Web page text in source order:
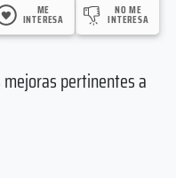
ME
INTERESA
NO ME
INTERESA
pertinentes a